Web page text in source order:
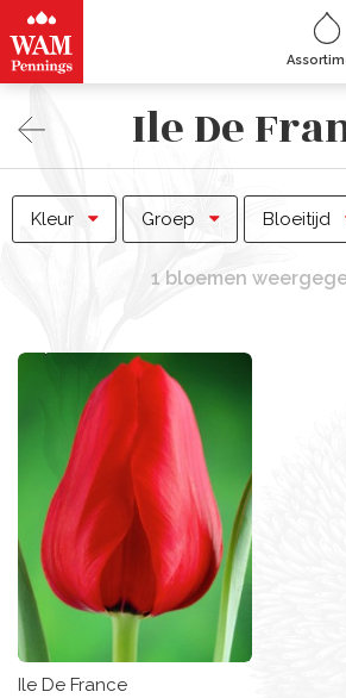
Ile De
Kleur Groep Bloeitijd
1 bloemen
Ile De France